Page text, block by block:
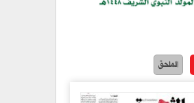
الملحق